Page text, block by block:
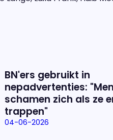
BN'ers gebruikt in
nepadvertenties:
schamen zich als ze
trappen"
04-06-2026